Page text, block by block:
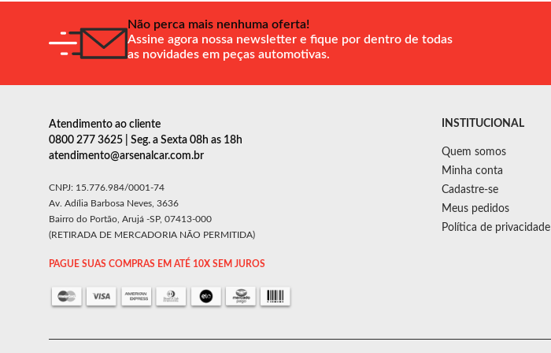
Não perca mais nenhuma oferta!
Assine agora nossa newsletter e fique por dentro de todas
as novidades em peças automotivas.
Atendimento ao cliente
0800 277 3625 | Seg. a Sexta 08h as 18h
atendimento@arsenalcar.com.br
CNPJ: 15.776.984/0001-74
Av. Adília Barbosa Neves, 3636
Bairro do Portão, Arujá -SP, 07413-000
(RETIRADA DE MERCADORIA NÃO PERMITIDA)
PAGUE SUAS COMPRAS EM ATÉ 10X SEM JUROS
INSTITUCIONAL
Quem somos
Minha conta
Cadastre-se
Meus pedidos
Política de privacidade